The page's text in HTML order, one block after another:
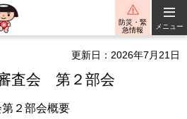
防災・緊
急情報
メニュー
更新日：2026年7月21日
査会 第２部会
２部会概要